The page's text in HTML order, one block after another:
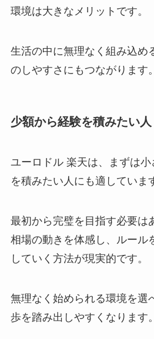
環境は大きなメリットです。
生活の中に無理なく組み込め
のしやすさにもつながります。
少額から経験を積みたい人
ユーロドル 楽天は、まずは
を積みたい人にも適していま
最初から完璧を目指す必要は
相場の動きを体感し、ルール
していく方法が現実的です。
無理なく始められる環境を選
歩を踏み出しやすくなります。